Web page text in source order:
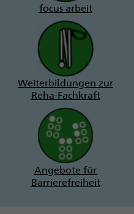
focus arbeit
Weiterbildungen zur
Reha-Fachkraft
Angebote für
Barrierefreiheit